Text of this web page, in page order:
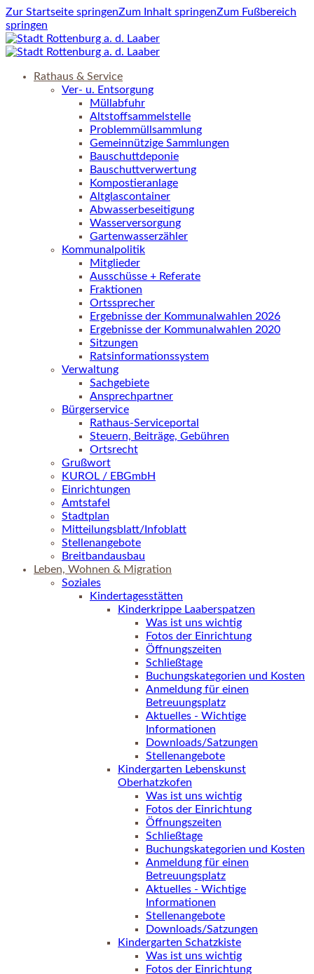
Zur Startseite springenZum Inhalt springenZum Fußbereich
springen
Rathaus & Service
Ver- u. Entsorgung
Müllabfuhr
Altstoffsammelstelle
Problemmüllsammlung
Gemeinnützige Sammlungen
Bauschuttdeponie
Bauschuttverwertung
Kompostieranlage
Altglascontainer
Abwasserbeseitigung
Wasserversorgung
Gartenwasserzähler
Kommunalpolitik
Mitglieder
Ausschüsse + Referate
Fraktionen
Ortssprecher
Ergebnisse der Kommunalwahlen 2026
Ergebnisse der Kommunalwahlen 2020
Sitzungen
Ratsinformationssystem
Verwaltung
Sachgebiete
Ansprechpartner
Bürgerservice
Rathaus-Serviceportal
Steuern, Beiträge, Gebühren
Ortsrecht
Grußwort
KUROL / EBGmbH
Einrichtungen
Amtstafel
Stadtplan
Mitteilungsblatt/Infoblatt
Stellenangebote
Breitbandausbau
Leben, Wohnen & Migration
Soziales
Kindertagesstätten
Kinderkrippe Laaberspatzen
Was ist uns wichtig
Fotos der Einrichtung
Öffnungszeiten
Schließtage
Buchungskategorien und Kosten
Anmeldung für einen
Betreuungsplatz
Aktuelles - Wichtige
Informationen
Downloads/Satzungen
Stellenangebote
Kindergarten Lebenskunst
Oberhatzkofen
Was ist uns wichtig
Fotos der Einrichtung
Öffnungszeiten
Schließtage
Buchungskategorien und Kosten
Anmeldung für einen
Betreuungsplatz
Aktuelles - Wichtige
Informationen
Stellenangebote
Downloads/Satzungen
Kindergarten Schatzkiste
Was ist uns wichtig
Fotos der Einrichtung